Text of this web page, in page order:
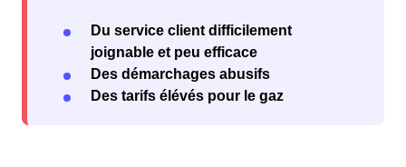
Du service client difficilement
joignable et peu efficace
Des démarchages abusifs
Des tarifs élévés pour le gaz